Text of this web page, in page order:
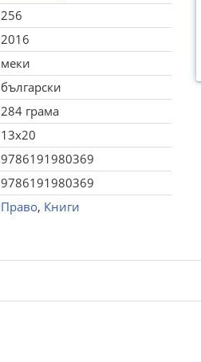
256
2016
меки
български
284 грама
13x20
9786191980369
9786191980369
Право, Книги